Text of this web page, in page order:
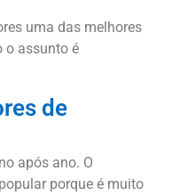
uma das melhores
o assunto é
de
após ano. O
porque é muito